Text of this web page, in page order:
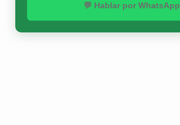
💬 Hablar por WhatsApp